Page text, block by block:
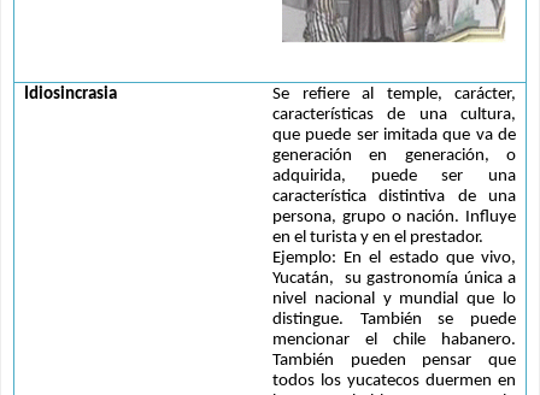
Idiosincrasia
Se refiere al temple, carácter,
características de una cultura,
que puede ser imitada que va de
generación en generación, o
adquirida, puede ser una
característica distintiva de una
persona, grupo o nación. Influye
en el turista y en el prestador.
Ejemplo: En el estado que vivo,
Yucatán,  su gastronomía única a
nivel nacional y mundial que lo
distingue. También se puede
mencionar el chile habanero.
También pueden pensar que
todos los yucatecos duermen en